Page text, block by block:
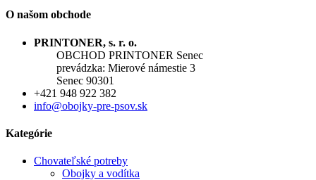
O našom obchode
PRINTONER, s. r. o.
OBCHOD PRINTONER Senec
prevádzka: Mierové námestie 3
Senec 90301
+421 948 922 382
info@obojky-pre-psov.sk
Kategórie
Chovateľské potreby
Obojky a vodítka